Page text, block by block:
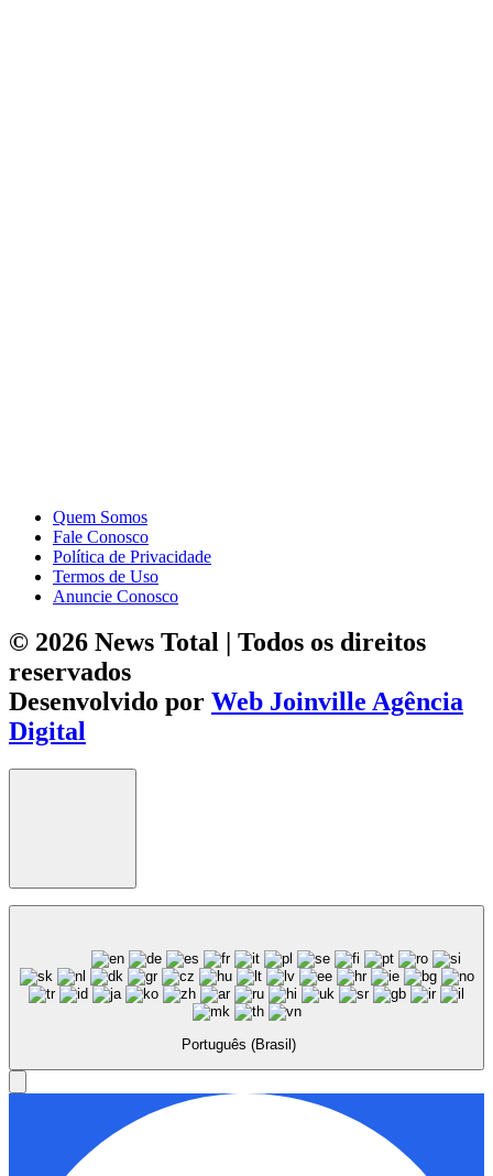
Quem Somos
Fale Conosco
Política de Privacidade
Termos de Uso
Anuncie Conosco
© 2026 News Total | Todos os direitos
reservados
Desenvolvido por Web Joinville Agência
Digital
Português (Brasil)